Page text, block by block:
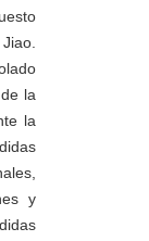
la
la
y